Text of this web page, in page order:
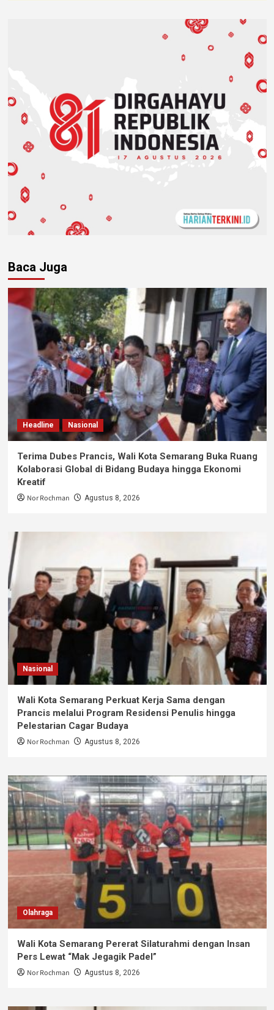
Baca Juga
Headline Nasional
Terima Dubes Prancis, Wali Kota Semarang Buka Ruang
Kolaborasi Global di Bidang Budaya hingga Ekonomi
Kreatif
Nor Rochman Agustus 8, 2026
Nasional
Wali Kota Semarang Perkuat Kerja Sama dengan
Prancis melalui Program Residensi Penulis hingga
Pelestarian Cagar Budaya
Nor Rochman Agustus 8, 2026
Olahraga
Wali Kota Semarang Pererat Silaturahmi dengan Insan
Pers Lewat “Mak Jegagik Padel”
Nor Rochman Agustus 8, 2026